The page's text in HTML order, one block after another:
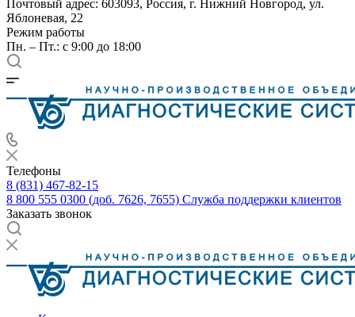
Почтовый адрес: 603093, Россия, г. Нижний Новгород, ул.
Яблоневая, 22
Режим работы
Пн. – Пт.: с 9:00 до 18:00
Телефоны
8 (831) 467-82-15
8 800 555 0300 (доб. 7626, 7655) Служба поддержки клиентов
Заказать звонок